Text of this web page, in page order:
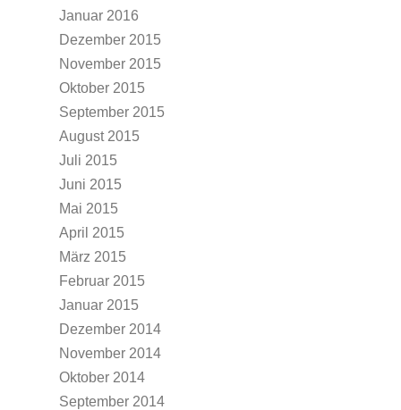
Januar 2016
Dezember 2015
November 2015
Oktober 2015
September 2015
August 2015
Juli 2015
Juni 2015
Mai 2015
April 2015
März 2015
Februar 2015
Januar 2015
Dezember 2014
November 2014
Oktober 2014
September 2014